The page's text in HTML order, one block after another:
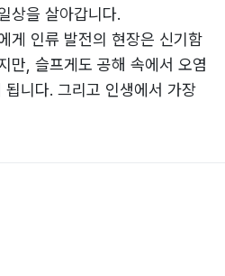
상을 살아갑니다.
게 인류 발전의 현장은 신기함
만, 슬프게도 공해 속에서 오염
니다. 그리고 인생에서 가장
니다.
.
거북이를 사랑하는 어린 형제
이와 어른 모두가 또 다른 지